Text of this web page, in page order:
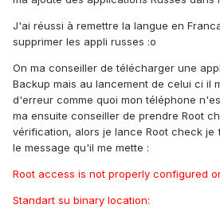
J'ai réussi à remettre la langue en
supprimer les appli russes :o
On ma conseiller de télécharger une
Backup mais au lancement de celui ci il
d'erreur comme quoi mon téléphone
ma ensuite conseiller de prendre Root
vérification, alors je lance Root check je
le message qu'il me mette :
Root access is not properly configured
Standart su binary location: